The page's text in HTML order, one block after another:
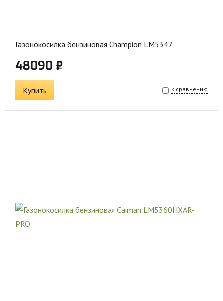
Газонокосилка бензиновая Champion LM5347
48090 ₽
Купить к сравнению